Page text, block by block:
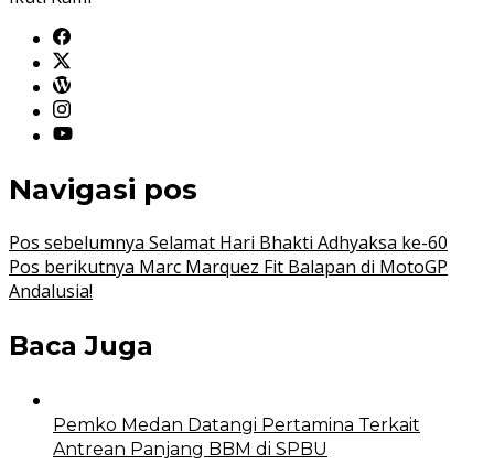
Navigasi pos
Pos sebelumnya Selamat Hari Bhakti Adhyaksa ke-60
Pos berikutnya Marc Marquez Fit Balapan di MotoGP
Andalusia!
Baca Juga
Pemko Medan Datangi Pertamina Terkait
Antrean Panjang BBM di SPBU